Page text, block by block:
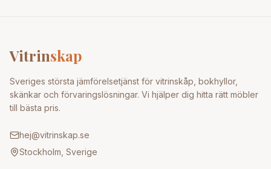
Vitrinskap
Sveriges största jämförelsetjänst för vitrinskåp, bokhyllor,
skänkar och förvaringslösningar. Vi hjälper dig hitta rätt möbler
till bästa pris.
hej@vitrinskap.se
Stockholm, Sverige